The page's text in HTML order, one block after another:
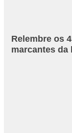
Relembre os
marcantes da